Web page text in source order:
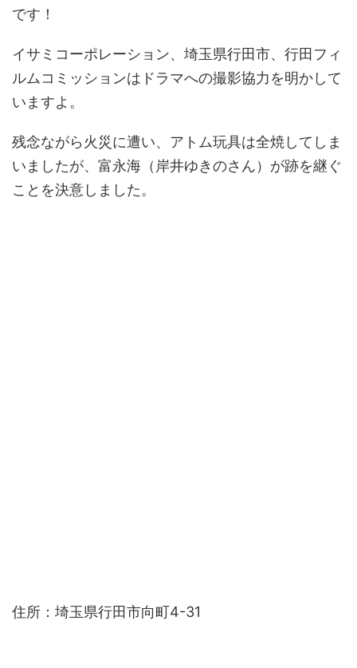
です！
イサミコーポレーション、埼玉県行田市、行田フィ
ルムコミッションはドラマへの撮影協力を明かして
いますよ。
残念ながら火災に遭い、アトム玩具は全焼してしま
いましたが、富永海（岸井ゆきのさん）が跡を継ぐ
ことを決意しました。
住所：埼玉県行田市向町4-31